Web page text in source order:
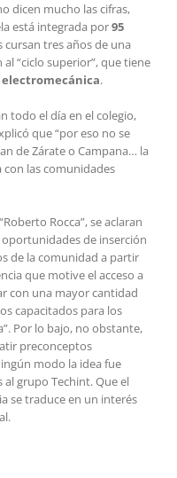
dicen mucho las cifras,
está integrada por95
cursan tres años de una
“ciclo superior”, que tiene
.
todo el día en el colegio,
que “por eso no se
de Zárate o Campana… la
con las comunidades
Rocca”, se aclaran
de inserción
de la comunidad a partir
que motive el acceso a
con una mayor cantidad
capacitados para los
Por lo bajo, no obstante,
preconceptos
modo la idea fue
grupo Techint. Que el
se traduce en un interés